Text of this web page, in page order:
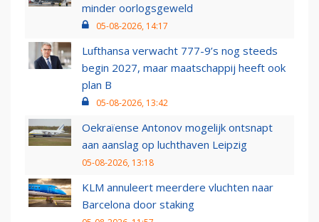
minder oorlogsgeweld
05-08-2026, 14:17
Lufthansa verwacht 777-9’s nog steeds
begin 2027, maar maatschappij heeft ook
plan B
05-08-2026, 13:42
Oekraïense Antonov mogelijk ontsnapt
aan aanslag op luchthaven Leipzig
05-08-2026, 13:18
KLM annuleert meerdere vluchten naar
Barcelona door staking